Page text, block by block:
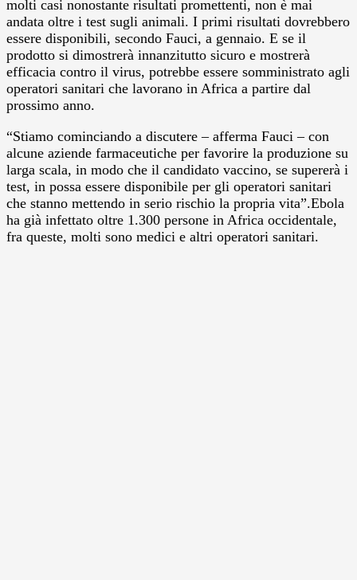
molti casi nonostante risultati promettenti, non è mai
andata oltre i test sugli animali. I primi risultati dovrebbero
essere disponibili, secondo Fauci, a gennaio. E se il
prodotto si dimostrerà innanzitutto sicuro e mostrerà
efficacia contro il virus, potrebbe essere somministrato agli
operatori sanitari che lavorano in Africa a partire dal
prossimo anno.
“Stiamo cominciando a discutere – afferma Fauci – con
alcune aziende farmaceutiche per favorire la produzione su
larga scala, in modo che il candidato vaccino, se supererà i
test, in possa essere disponibile per gli operatori sanitari
che stanno mettendo in serio rischio la propria vita”.Ebola
ha già infettato oltre 1.300 persone in Africa occidentale,
fra queste, molti sono medici e altri operatori sanitari.